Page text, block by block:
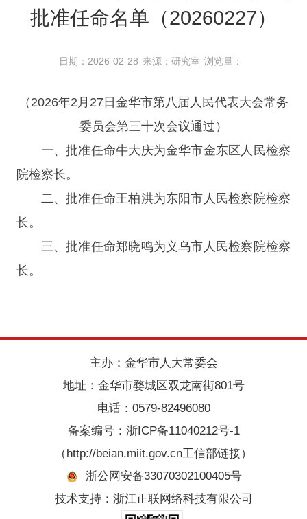
批准任命名单（20260227）
日期：2026-02-28 来源：研究室 浏览量：​
（2026年2月27日金华市第八届人民代表大会常务
委员会第三十次会议通过）
一、批准任命牛大庆为金华市金东区人民检察
院检察长。
二、批准任命王柏洪为东阳市人民检察院检察
长。
三、批准任命郑晓鸣为义乌市人民检察院检察
长。
主办：金华市人大常委会
地址：金华市婺城区双龙南街801号
电话：0579-82496080
备案编号： 浙ICP备11040212号-1
（http://beian.miit.gov.cn工信部链接）
浙公网安备33070302100405号
技术支持：浙江正联网络科技有限公司